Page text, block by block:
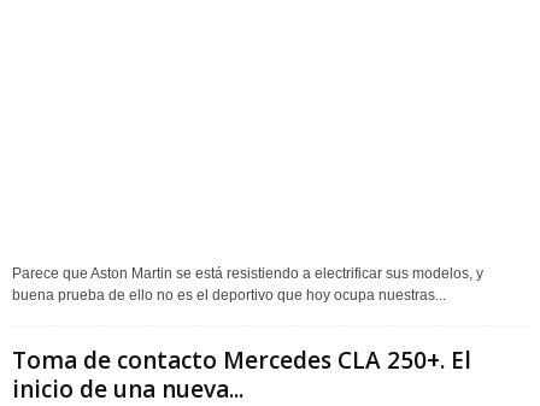
Parece que Aston Martin se está resistiendo a electrificar sus modelos, y
buena prueba de ello no es el deportivo que hoy ocupa nuestras...
Toma de contacto Mercedes CLA 250+. El
inicio de una nueva...